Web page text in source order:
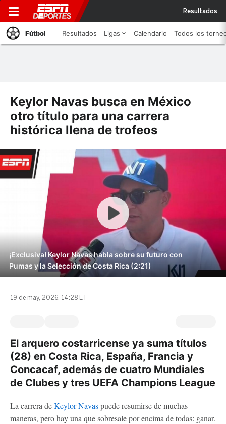
Resultados
Fútbol Resultados Ligas Calendario Todos los
Keylor Navas busca en México
otro título para una carrera
histórica llena de trofeos
¡Exclusiva! Keylor Navas habla sobre su futuro con
Pumas y la Selección de Costa Rica (2:21)
19 de may, 2026, 14:28 ET
El arquero costarricense ya suma títulos
(28) en Costa Rica, España, Francia y
Concacaf, además de cuatro Mundiales
de Clubes y tres UEFA Champions League
La carrera deKeylor Navaspuede resumirse de muchas
maneras, pero hay una que sobresale por encima de todas: ganar.